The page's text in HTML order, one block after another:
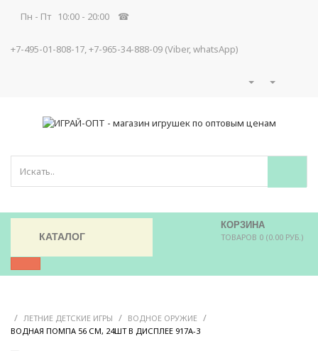
Пн - Пт 10:00 - 20:00 ☎
+7-495-01-808-17, +7-965-34-888-09 (Viber, whatsApp)
КОРЗИНА
ТОВАРОВ 0 (0.00 РУБ.)
КАТАЛОГ
/ ЛЕТНИЕ ДЕТСКИЕ ИГРЫ / ВОДНОЕ ОРУЖИЕ /
ВОДНАЯ ПОМПА 56 СМ, 24ШТ В ДИСПЛЕЕ 917A-3